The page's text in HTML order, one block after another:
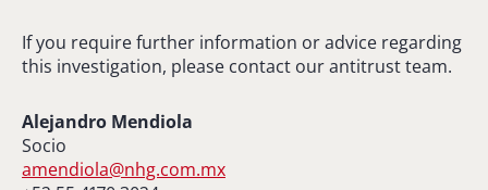
If you require further information or advice regarding
this investigation, please contact our antitrust team.
Alejandro Mendiola
Socio
amendiola@nhg.com.mx